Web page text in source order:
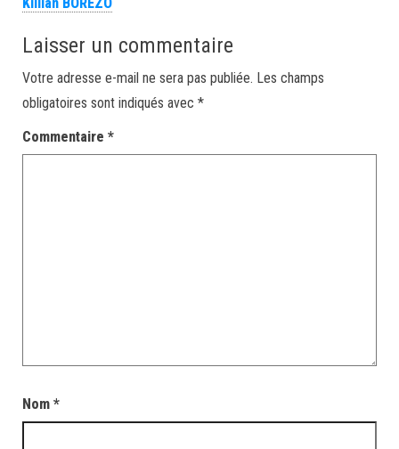
Laisser un commentaire
Votre adresse e-mail ne sera pas publiée. Les champs
obligatoires sont indiqués avec *
Commentaire *
Nom *